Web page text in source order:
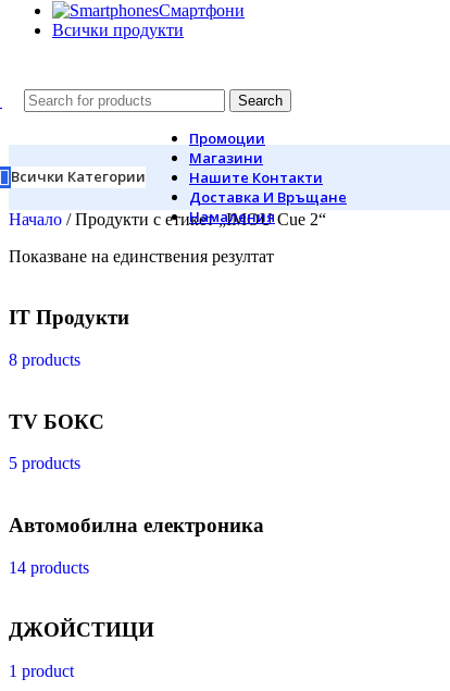
Смартфони
Всички продукти
Search
Всички Категории
Промоции
Магазини
Нашите Контакти
Доставка И Връщане
Намаления
Начало / Продукти с етикет „IMOU Cue 2“
Показване на единствения резултат
IT Продукти
8 products
TV БОКС
5 products
Автомобилна електроника
14 products
ДЖОЙСТИЦИ
1 product